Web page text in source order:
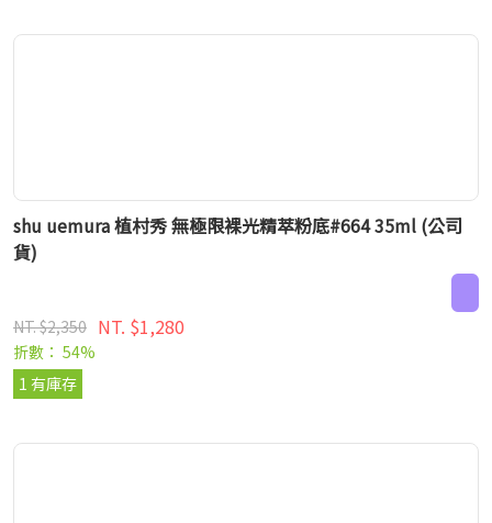
shu uemura 植村秀 無極限裸光精萃粉底#664 35ml (公司
貨)
NT. $2,350 NT. $1,280
折數： 54%
1 有庫存